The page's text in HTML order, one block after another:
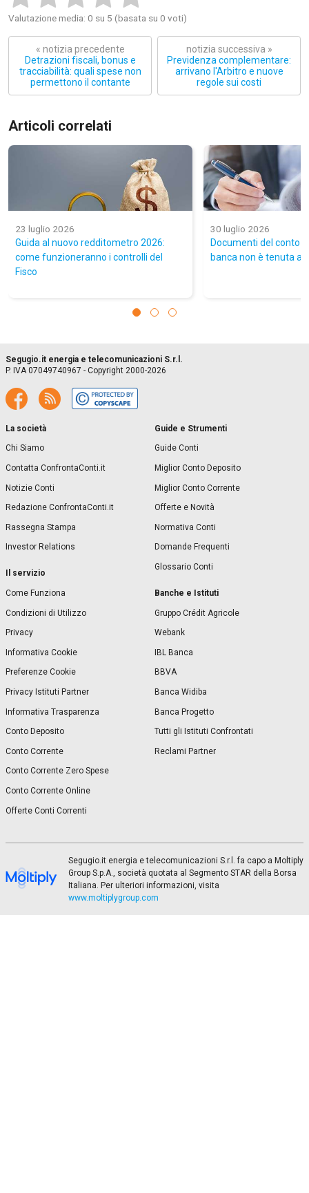
Valutazione media: 0 su 5 (basata su 0 voti)
« notizia precedente
Detrazioni fiscali, bonus e
tracciabilità: quali spese non
permettono il contante
notizia successiva »
Previdenza complementare:
arrivano l'Arbitro e nuove
regole sui costi
Articoli correlati
23 luglio 2026
Guida al nuovo redditometro 2026:
come funzioneranno i controlli del
Fisco
30 luglio 2026
Documenti del conto
banca non è tenuta a
La società
Chi Siamo
Contatta ConfrontaConti.it
Notizie Conti
Redazione ConfrontaConti.it
Rassegna Stampa
Investor Relations
Il servizio
Come Funziona
Condizioni di Utilizzo
Privacy
Informativa Cookie
Preferenze Cookie
Privacy Istituti Partner
Informativa Trasparenza
Conto Deposito
Conto Corrente
Conto Corrente Zero Spese
Conto Corrente Online
Offerte Conti Correnti
Guide e Strumenti
Guide Conti
Miglior Conto Deposito
Miglior Conto Corrente
Offerte e Novità
Normativa Conti
Domande Frequenti
Glossario Conti
Banche e Istituti
Gruppo Crédit Agricole
Webank
IBL Banca
BBVA
Banca Widiba
Banca Progetto
Tutti gli Istituti Confrontati
Reclami Partner
Segugio.it energia e telecomunicazioni S.r.l.
P. IVA 07049740967 - Copyright 2000-2026
Segugio.it energia e telecomunicazioni S.r.l. fa capo a Moltiply
Group S.p.A., società quotata al Segmento STAR della Borsa
Italiana. Per ulteriori informazioni, visita
www.moltiplygroup.com